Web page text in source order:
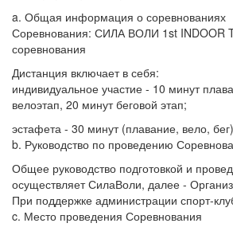
a. Общая информация о соревнованиях
Соревнования: СИЛА ВОЛИ 1st INDOOR
соревнования
Дистанция включает в себя:
индивидуальное участие - 10 минут
велоэтап, 20 минут беговой этап;
эстафета - 30 минут (плавание, вело,
b. Руководство по проведению
Общее руководство подготовкой и
осуществляет СилаВоли, далее -
При поддержке администрации спорт-
c. Место проведения Соревнования